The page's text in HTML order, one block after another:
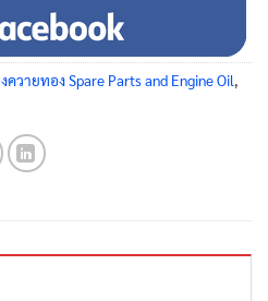
วายทอง Spare Parts and Engine Oil